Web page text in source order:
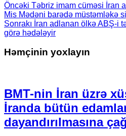
Öncəki Təbriz imam cüməsi İran
Mis Mədəni barədə müstəmləkə
Sonrakı İran adlanan ölkə ABŞ-i
görə hədələyir
Həmçinin yoxlayın
BMT-nin İran üzrə
İranda bütün
dayandırılmasına